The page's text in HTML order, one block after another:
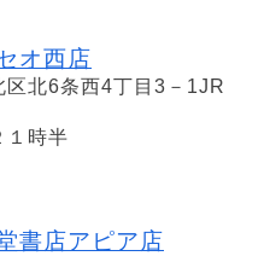
オ西店
区北6条西4丁目3－1JR
１時半
書店アピア店